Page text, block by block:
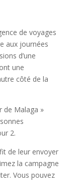
de voyages
aux journées
d’une
une
côté de la
de Malaga »
2.
de leur envoyer
la campagne
Vous pouvez